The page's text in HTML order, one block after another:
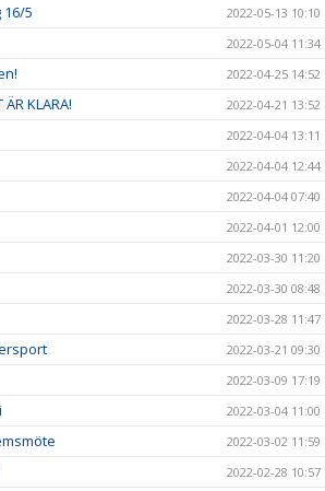
5 2022-05-13 10:10
2022-05-04 11:34
2022-04-25 14:52
ÄR KLARA! 2022-04-21 13:52
2022-04-04 13:11
2022-04-04 12:44
2022-04-04 07:40
2022-04-01 12:00
2022-03-30 11:20
2022-03-30 08:48
2022-03-28 11:47
2022-03-21 09:30
2022-03-09 17:19
2022-03-04 11:00
2022-03-02 11:59
2022-02-28 10:57